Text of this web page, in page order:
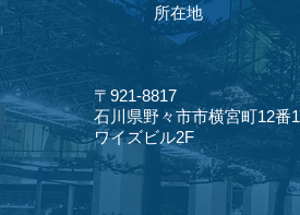
​所在地
〒921-8817
石川県野々市市横宮町12番
​ワイズビル2F